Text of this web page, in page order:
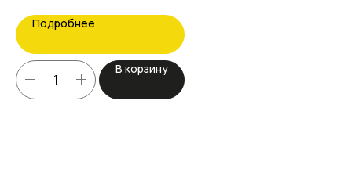
Подробнее
В корзину